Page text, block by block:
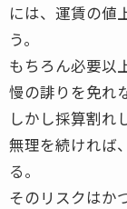
には、運賃の値
う。
もちろん必要以
慢の誹りを免れ
しかし採算割れ
無理を続ければ
る。
そのリスクはか